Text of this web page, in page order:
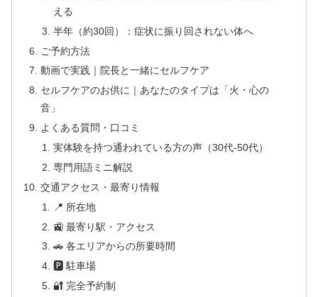
える
半年（約30回）：症状に振り回されない体へ
ご予約方法
動画で実践｜院長と一緒にセルフケア
セルフケアのお供に｜あなたのタイプは「火・心の
音」
よくある質問・口コミ
実体験を持つ通われている方の声（30代-50代）
専門用語ミニ解説
交通アクセス・最寄り情報
📍 所在地
🚉 最寄り駅・アクセス
🚗 各エリアからの所要時間
🅿 駐車場
🔐 完全予約制